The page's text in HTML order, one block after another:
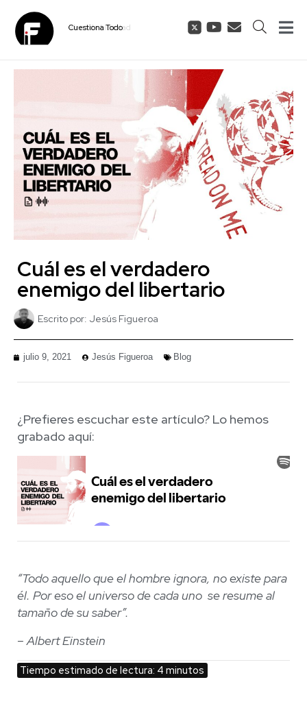
CuestionaTodo
Cuál es el verdadero
enemigo del libertario
Escrito por: Jesús Figueroa
julio 9, 2021 Jesús Figueroa Blog
¿Prefieres escuchar este artículo? Lo hemos
grabado aquí:
“Todo aquello que el hombre ignora, no existe para
él. Por eso el universo de cada uno se resume al
tamaño de su saber”.
– Albert Einstein
Tiempo estimado de lectura: 4 minutos